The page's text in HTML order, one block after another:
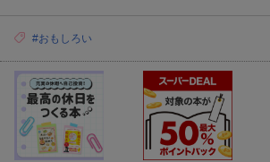
#おもしろい